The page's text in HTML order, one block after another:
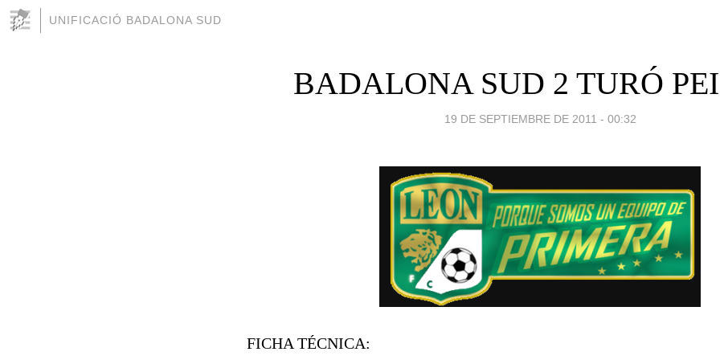
UNIFICACIÓ BADALONA SUD
BADALONA SUD 2 TURÓ
19 DE SEPTIEMBRE DE 2011 - 00:32
FICHA TÉCNICA: